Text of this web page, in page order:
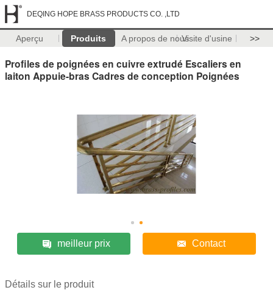
DEQING HOPE BRASS PRODUCTS CO. ,LTD
Aperçu Produits A propos de nousVisite d'usine >>
Profiles de poignées en cuivre extrudé Escaliers en
laiton Appuie-bras Cadres de conception Poignées
meilleur prix Contact
Détails sur le produit